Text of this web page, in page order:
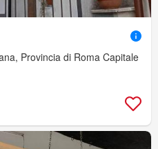
Provincia di Roma Capitale